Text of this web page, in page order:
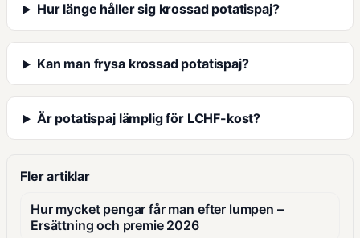
Hur länge håller sig krossad potatispaj?
Kan man frysa krossad potatispaj?
Är potatispaj lämplig för LCHF-kost?
Fler artiklar
Hur mycket pengar får man efter lumpen –
Ersättning och premie 2026